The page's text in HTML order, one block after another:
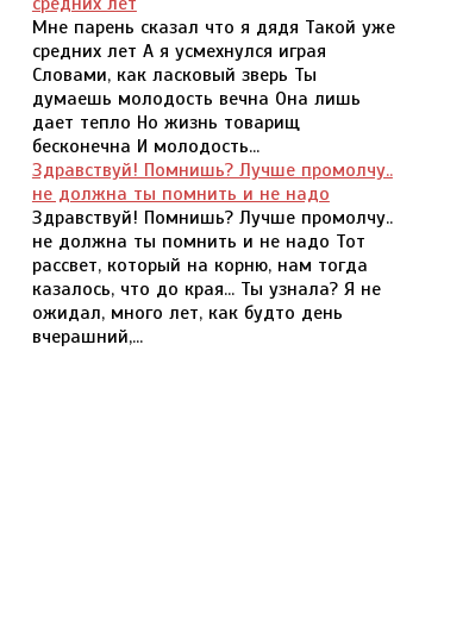
Мне парень сказал что я дядя Такой уже
средних лет А я усмехнулся играя
Словами, как ласковый зверь Ты
думаешь молодость вечна Она лишь
дает тепло Но жизнь товарищ
бесконечна И молодость...
Здравствуй! Помнишь? Лучше промолчу..
не должна ты помнить и не надо
Здравствуй! Помнишь? Лучше промолчу..
не должна ты помнить и не надо Тот
рассвет, который на корню, нам тогда
казалось, что до края... Ты узнала? Я не
ожидал, много лет, как будто день
вчерашний,...